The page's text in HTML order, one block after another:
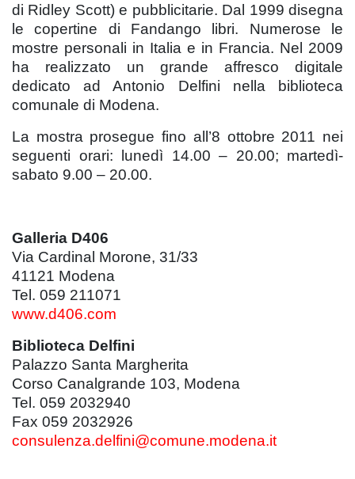
di Ridley Scott) e pubblicitarie. Dal 1999 disegna
le copertine di Fandango libri. Numerose le
mostre personali in Italia e in Francia. Nel 2009
ha realizzato un grande affresco digitale
dedicato ad Antonio Delfini nella biblioteca
comunale di Modena.
La mostra prosegue fino all’8 ottobre 2011 nei
seguenti orari: lunedì 14.00 – 20.00; martedì-
sabato 9.00 – 20.00.
Galleria D406
Via Cardinal Morone, 31/33
41121 Modena
Tel. 059 211071
www.d406.com
Biblioteca Delfini
Palazzo Santa Margherita
Corso Canalgrande 103, Modena
Tel. 059 2032940
Fax 059 2032926
consulenza.delfini@comune.modena.it